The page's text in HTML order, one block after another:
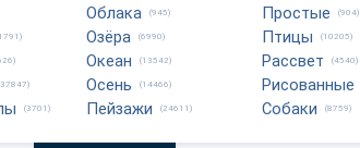
(3701)
Облака (945)
Озёра (6990)
Океан (13542)
Осень (14466)
Пейзажи (24611)
Простые (904)
Птицы (10205)
Рассвет (4540)
Рисованные
Собаки (8759)